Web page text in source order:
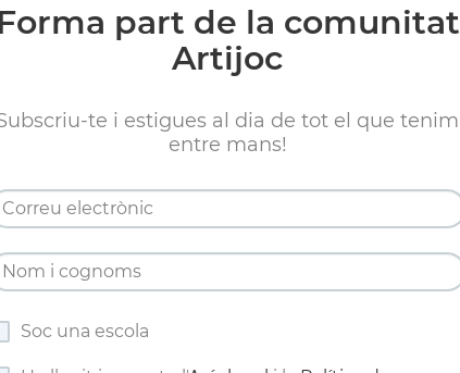
part de la comunitat
Artijoc
te i estigues al dia de tot el que tenim
entre mans!
Soc una escola